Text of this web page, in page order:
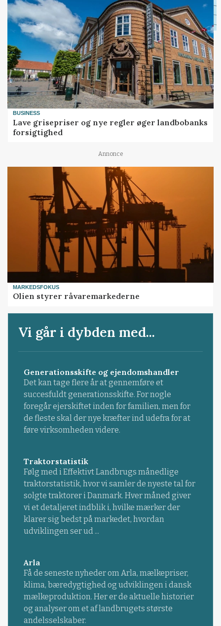
BUSINESS
Lave grisepriser og nye regler øger landbobanks
forsigtighed
Annonce
MARKEDSFOKUS
Olien styrer råvaremarkederne
Vi går i dybden med...
Generationsskifte og ejendomshandler
Det kan tage flere år at gennemføre et
succesfuldt generationsskifte. For nogle
foregår ejerskiftet inden for familien, men for
de fleste skal der nye kræfter ind udefra for at
føre virksomheden videre.
Traktorstatistik
Følg med i Effektivt Landbrugs månedlige
traktorstatistik, hvor vi samler de nyeste tal for
solgte traktorer i Danmark. Hver måned giver
vi et detaljeret indblik i, hvilke mærker der
klarer sig bedst på markedet, hvordan
udviklingen ser ud ...
Arla
Få de seneste nyheder om Arla, mælkepriser,
klima, bæredygtighed og udviklingen i dansk
mælkeproduktion. Her er de aktuelle historier
og analyser om et af landbrugets største
andelsselskaber.